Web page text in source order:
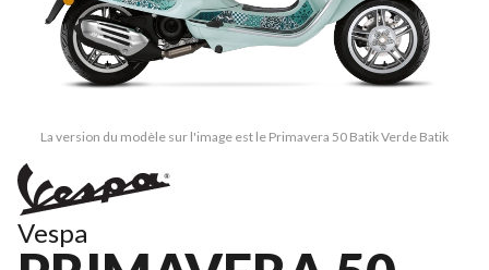
La version du modèle sur l'image est le Primavera 50 Batik Verde Batik
Vespa